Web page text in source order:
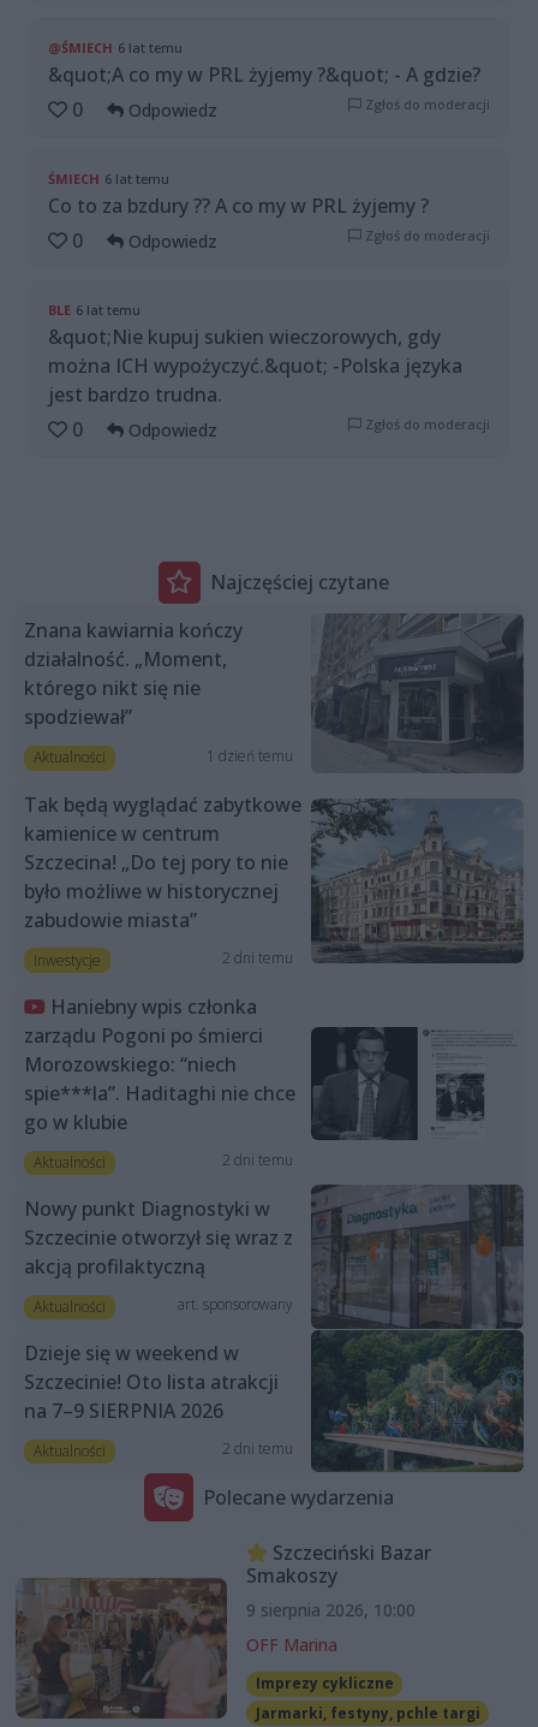
@ŚMIECH 6 lat temu
&quot;A co my w PRL żyjemy ?&quot; - A gdzie?
0
Odpowiedz Zgłoś do moderacji
ŚMIECH 6 lat temu
Co to za bzdury ?? A co my w PRL żyjemy ?
0
Odpowiedz Zgłoś do moderacji
BLE 6 lat temu
&quot;Nie kupuj sukien wieczorowych, gdy
można ICH wypożyczyć.&quot; -Polska języka
jest bardzo trudna.
0
Odpowiedz Zgłoś do moderacji
Najczęściej czytane
Znana kawiarnia kończy
działalność. „Moment,
którego nikt się nie
spodziewał”
Aktualności 1 dzień temu
Tak będą wyglądać zabytkowe
kamienice w centrum
Szczecina! „Do tej pory to nie
było możliwe w historycznej
zabudowie miasta”
Inwestycje 2 dni temu
Haniebny wpis członka
zarządu Pogoni po śmierci
Morozowskiego: “niech
spie***la”. Haditaghi nie chce
go w klubie
Aktualności 2 dni temu
Nowy punkt Diagnostyki w
Szczecinie otworzył się wraz z
akcją profilaktyczną
Aktualności art. sponsorowany
Dzieje się w weekend w
Szczecinie! Oto lista atrakcji
na 7–9 SIERPNIA 2026
Aktualności 2 dni temu
Polecane wydarzenia
Szczeciński Bazar
Smakoszy
9 sierpnia 2026, 10:00
OFF Marina
Imprezy cykliczne
Jarmarki, festyny, pchle targi